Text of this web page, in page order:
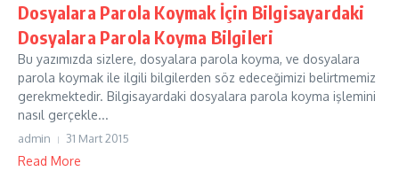
Dosyalara Parola Koymak İçin Bilgisayardaki
Dosyalara Parola Koyma Bilgileri
Bu yazımızda sizlere, dosyalara parola koyma, ve dosyalara
parola koymak ile ilgili bilgilerden söz edeceğimizi belirtmemiz
gerekmektedir. Bilgisayardaki dosyalara parola koyma işlemini
nasıl gerçekle...
admin 31 Mart 2015
Read More